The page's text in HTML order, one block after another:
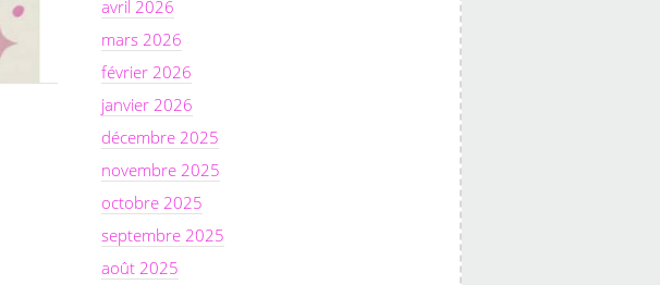
avril 2026
mars 2026
février 2026
janvier 2026
décembre 2025
novembre 2025
octobre 2025
septembre 2025
août 2025